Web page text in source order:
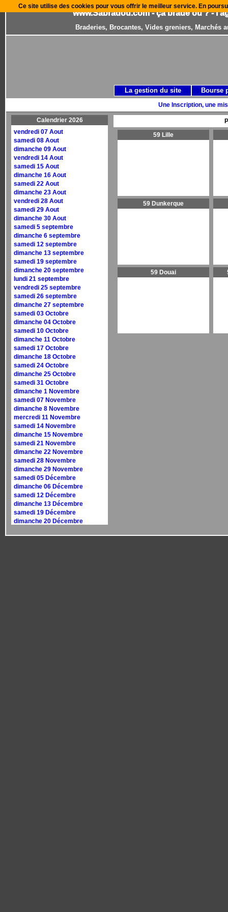
www.Sabradou.com - ça brade où ? -
Braderies, Brocantes, Vides greniers, Marchés
Une Inscription, une
Calendrier 2026
vendredi 07 Aout
samedi 08 Aout
dimanche 09 Aout
vendredi 14 Aout
samedi 15 Aout
dimanche 16 Aout
samedi 22 Aout
dimanche 23 Aout
vendredi 28 Aout
samedi 29 Aout
dimanche 30 Aout
samedi 5 septembre
dimanche 6 septembre
samedi 12 septembre
dimanche 13 septembre
samedi 19 septembre
dimanche 20 septembre
lundi 21 septembre
vendredi 25 septembre
samedi 26 septembre
dimanche 27 septembre
samedi 03 Octobre
dimanche 04 Octobre
samedi 10 Octobre
dimanche 11 Octobre
samedi 17 Octobre
dimanche 18 Octobre
samedi 24 Octobre
dimanche 25 Octobre
samedi 31 Octobre
dimanche 1 Novembre
samedi 07 Novembre
dimanche 8 Novembre
mercredi 11 Novembre
samedi 14 Novembre
dimanche 15 Novembre
samedi 21 Novembre
dimanche 22 Novembre
samedi 28 Novembre
dimanche 29 Novembre
samedi 05 Décembre
dimanche 06 Décembre
samedi 12 Décembre
dimanche 13 Décembre
samedi 19 Décembre
dimanche 20 Décembre
59 Lille
59 Dunkerque
59 Douai
La gestion du site Bourse
Ce site utilise des cookies pour vous offrir le meilleur service. En